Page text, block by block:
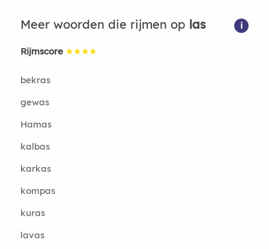
Meer woorden die rijmen op las i
Rijmscore ★★★★
bekras
gewas
Hamas
kalbas
karkas
kompas
kuras
lavas